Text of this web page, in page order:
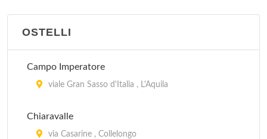
OSTELLI
Campo Imperatore
viale Gran Sasso d'Italia , L'Aquila
Chiaravalle
via Casarine , Collelongo